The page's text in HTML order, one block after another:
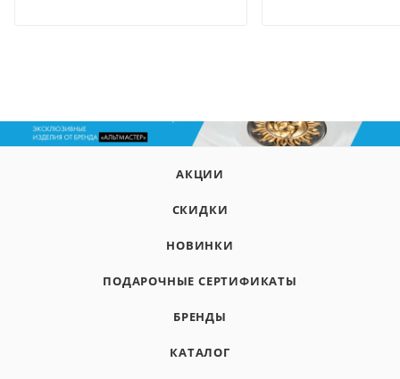
АКЦИИ
СКИДКИ
НОВИНКИ
ПОДАРОЧНЫЕ СЕРТИФИКАТЫ
БРЕНДЫ
КАТАЛОГ